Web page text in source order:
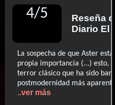
4/5 Reseña
Diario El
La sospecha de que Aster
propia importancia (...) esto,
terror clásico que ha sido
postmodernidad más
..ver más